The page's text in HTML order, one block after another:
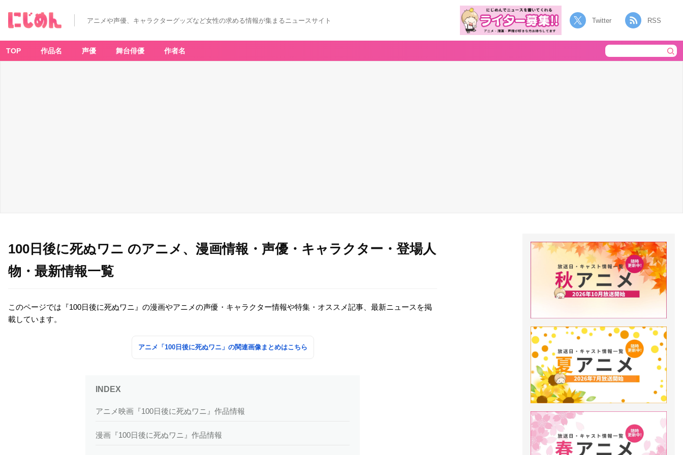
アニメや声優、キャラクターグッズなど女性の求める情報が集まるニュースサイト Twitter RSS
TOP 作品名 声優 舞台俳優 作者名
100日後に死ぬワニ のアニメ、漫画情報・声優・キャラクター・登場人
物・最新情報一覧
このページでは『100日後に死ぬワニ』の漫画やアニメの声優・キャラクター情報や特集・オススメ記事、最新ニュースを掲
載しています。
アニメ「100日後に死ぬワニ」の関連画像まとめはこちら
アニメ映画『100日後に死ぬワニ』作品情報
漫画『100日後に死ぬワニ』作品情報